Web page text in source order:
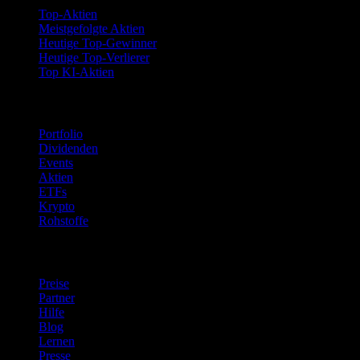
Top-Aktien
Meistgefolgte Aktien
Heutige Top-Gewinner
Heutige Top-Verlierer
Top KI-Aktien
Portfolio
Dividenden
Events
Aktien
ETFs
Krypto
Rohstoffe
Preise
Partner
Hilfe
Blog
Lernen
Presse